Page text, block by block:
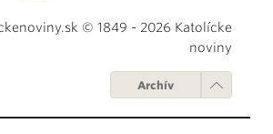
© 1849 - 2026 Katolícke
noviny
Archív